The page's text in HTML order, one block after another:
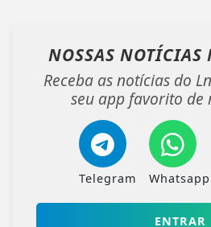
NOSSAS NOTÍCIAS
Receba as notícias do
seu app favorito de
Telegram Whatsapp
ENTRAR